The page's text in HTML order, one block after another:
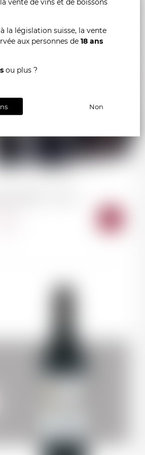
AU
vente de vins et de boissons
la législation suisse, la vente
aux personnes de 18 ans
ou plus ?
Non